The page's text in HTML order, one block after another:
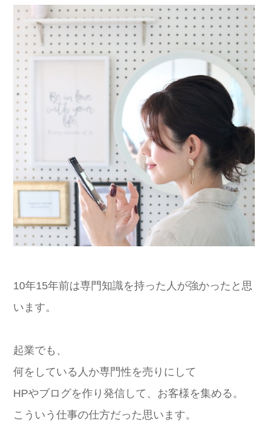
10年15年前は専門知識を持った人が強かったと思
います。
起業でも、
何をしている人か専門性を売りにして
HPやブログを作り発信して、お客様を集める。
こういう仕事の仕方だった思います。